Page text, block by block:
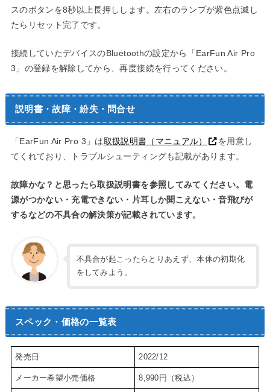
スのボタンを8秒以上長押しします。左右のランプが紫色点滅し
たらリセット完了です。
接続していたデバイスのBluetoothの設定から「EarFun Air Pro
3」の登録を解除してから、再度接続を行ってください。
説明書・故障・紛失・問合せ
「EarFun Air Pro 3」は取扱説明書（マニュアル）
を用意し
てくれており、トラブルシューティングも記載があります。
故障かな？と思ったら取扱説明書を参照してみてください。電
源がつかない・充電できない・片耳しか聞こえない・音飛びが
するなどの不具合の解決策が記載されています。
不具合が起こったらとりあえず、本体の初期化
をしてみよう。
スペック・価格の一覧表
発売日 2022/12
メーカー希望小売価格 8,990円（税込）